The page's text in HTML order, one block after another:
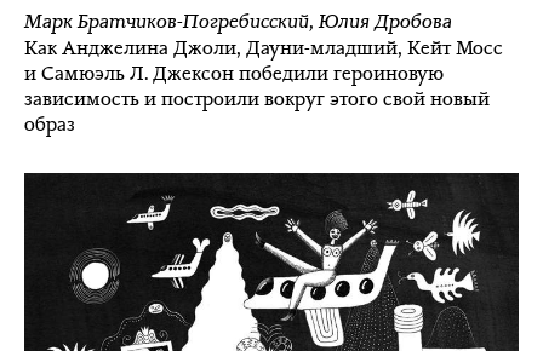
Марк Братчиков-Погребисский,Юлия Дробова
Как Анджелина Джоли, Дауни-младший, Кейт Мосс
и Самюэль Л. Джексон победили героиновую
зависимость и построили вокруг этого свой новый
образ